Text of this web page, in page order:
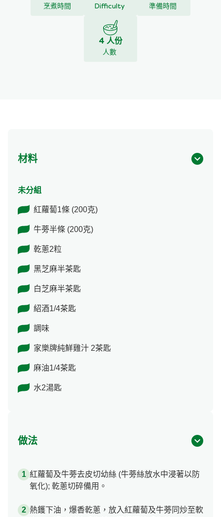
烹煮時間 Difficulty 準備時間
4 人份
人數
材料
未分組
紅蘿蔔1條 (200克)
牛蒡半條 (200克)
乾蔥2粒
黑芝麻半茶匙
白芝麻半茶匙
紹酒1/4茶匙
調味
家樂牌純鮮雞汁 2茶匙
麻油1/4茶匙
水2湯匙
做法
紅蘿蔔及牛蒡去皮切幼絲 (牛蒡絲放水中浸著以防
氧化); 乾蔥切碎備用。
熱鑊下油，爆香乾蔥，放入紅蘿蔔及牛蒡同炒至軟